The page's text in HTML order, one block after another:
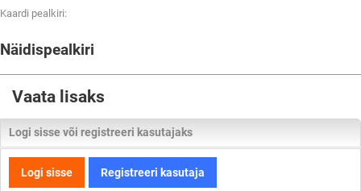
Kaardi pealkiri:
Näidispealkiri
Vaata lisaks
Logi sisse või registreeri kasutajaks
Logi sisse Registreeri kasutaja